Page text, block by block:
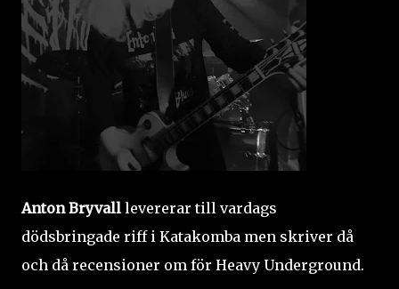
Anton Bryvall levererar till vardags
dödsbringade riff i Katakomba men skriver då
och då recensioner om för Heavy Underground.